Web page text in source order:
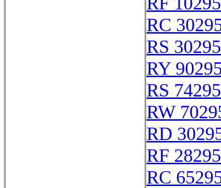
RC
RS 30295
RY
RS 74295
RW
RD
RF 28295
RC